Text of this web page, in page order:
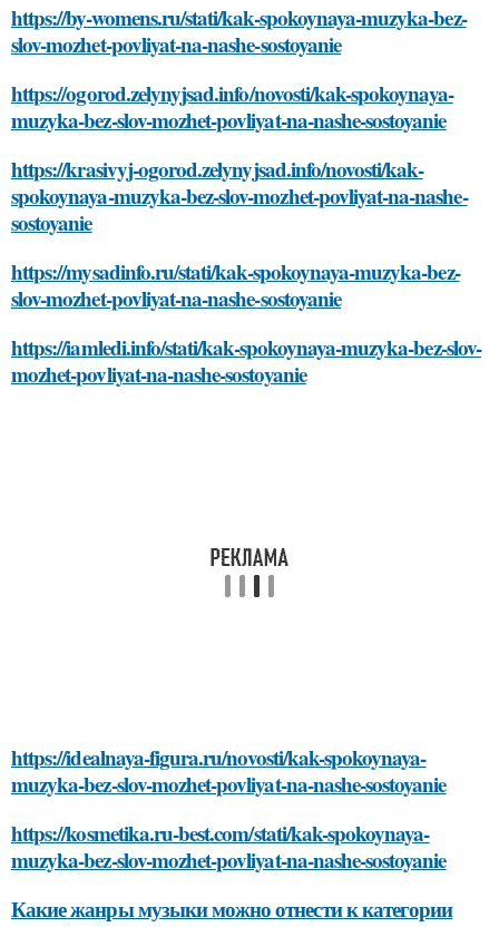
https://by-womens.ru/stati/kak-spokoynaya-muzyka-bez-
slov-mozhet-povliyat-na-nashe-sostoyanie
https://ogorod.zelynyjsad.info/novosti/kak-spokoynaya-
muzyka-bez-slov-mozhet-povliyat-na-nashe-sostoyanie
https://krasivyj-ogorod.zelynyjsad.info/novosti/kak-
spokoynaya-muzyka-bez-slov-mozhet-povliyat-na-nashe-
sostoyanie
https://mysadinfo.ru/stati/kak-spokoynaya-muzyka-bez-
slov-mozhet-povliyat-na-nashe-sostoyanie
https://iamledi.info/stati/kak-spokoynaya-muzyka-bez-slov-
mozhet-povliyat-na-nashe-sostoyanie
https://idealnaya-figura.ru/novosti/kak-spokoynaya-
muzyka-bez-slov-mozhet-povliyat-na-nashe-sostoyanie
https://kosmetika.ru-best.com/stati/kak-spokoynaya-
muzyka-bez-slov-mozhet-povliyat-na-nashe-sostoyanie
Какие жанры музыки можно отнести к категории